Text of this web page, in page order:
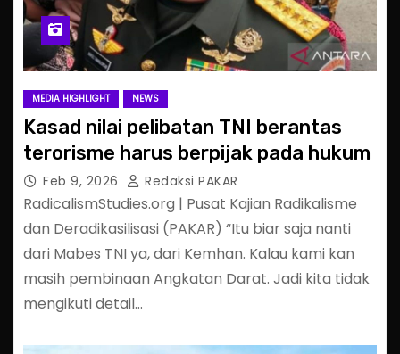
MEDIA HIGHLIGHT NEWS
Kasad nilai pelibatan TNI berantas
terorisme harus berpijak pada hukum
Feb 9, 2026 Redaksi PAKAR
RadicalismStudies.org | Pusat Kajian Radikalisme
dan Deradikasilisasi (PAKAR) “Itu biar saja nanti
dari Mabes TNI ya, dari Kemhan. Kalau kami kan
masih pembinaan Angkatan Darat. Jadi kita tidak
mengikuti detail…